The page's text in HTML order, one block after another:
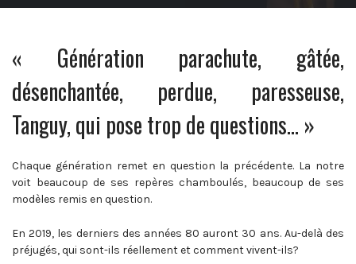
« Génération parachute, gâtée,
désenchantée, perdue, paresseuse,
Tanguy, qui pose trop de questions… »
Chaque génération remet en question la précédente. La notre
voit beaucoup de ses repères chamboulés, beaucoup de ses
modèles remis en question.
En 2019, les derniers des années 80 auront 30 ans. Au-delà des
préjugés, qui sont-ils réellement et comment vivent-ils?